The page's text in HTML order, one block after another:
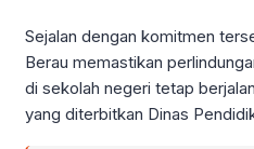
Sejalan dengan komitmen
Berau memastikan
di sekolah negeri tetap
yang diterbitkan Dinas